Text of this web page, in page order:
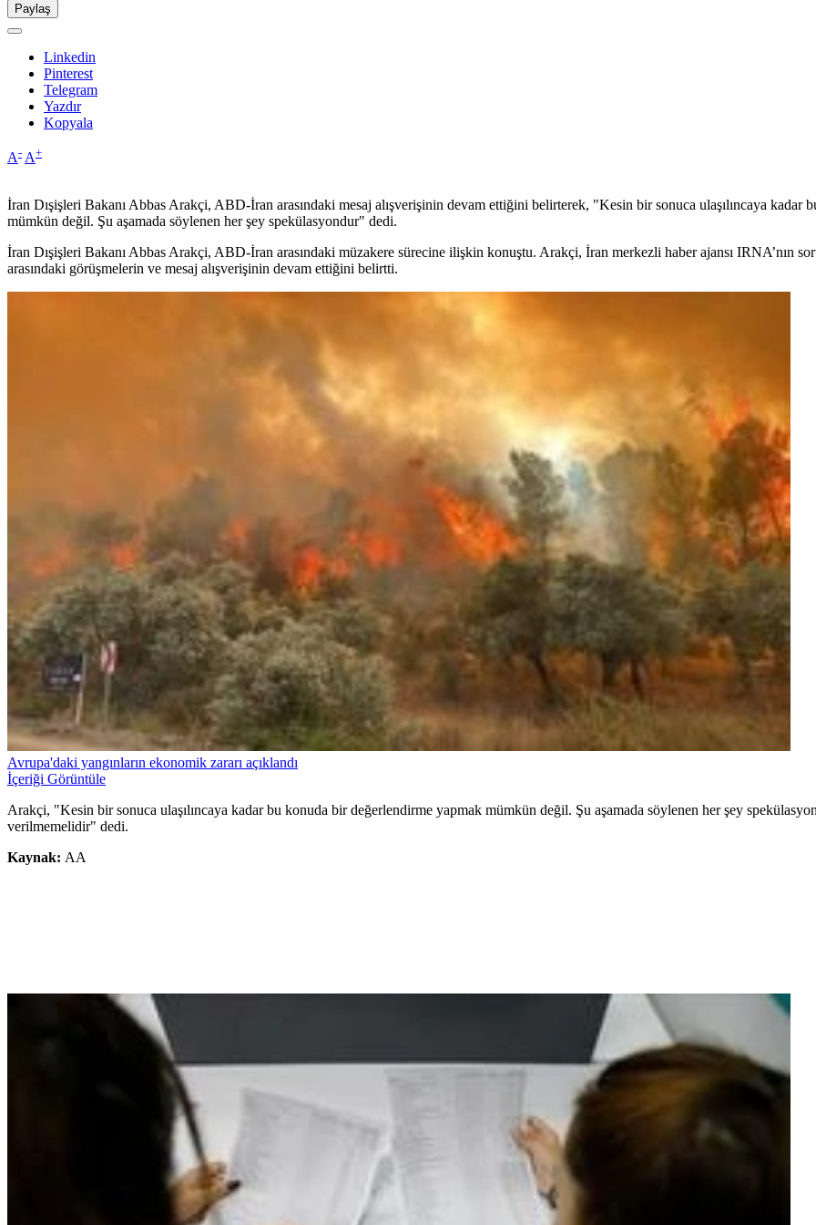
Paylaş
Linkedin
Pinterest
Telegram
Yazdır
Kopyala
A- A+
İran Dışişleri Bakanı Abbas Arakçi, ABD-İran arasındaki mesaj alışverişinin devam ettiğini belirterek, "Kesin bir sonuca ulaşılıncaya kadar
mümkün değil. Şu aşamada söylenen her şey spekülasyondur" dedi.
İran Dışişleri Bakanı Abbas Arakçi, ABD-İran arasındaki müzakere sürecine ilişkin konuştu. Arakçi, İran merkezli haber ajansı IRNA’nın
arasındaki görüşmelerin ve mesaj alışverişinin devam ettiğini belirtti.
Avrupa'daki yangınların ekonomik zararı açıklandı
İçeriği Görüntüle
Arakçi, "Kesin bir sonuca ulaşılıncaya kadar bu konuda bir değerlendirme yapmak mümkün değil. Şu aşamada söylenen her şey
verilmemelidir" dedi.
Kaynak: AA